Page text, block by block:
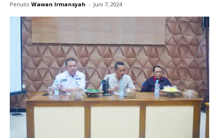
Penulis Wawan Irmansyah - Juni 7, 2024